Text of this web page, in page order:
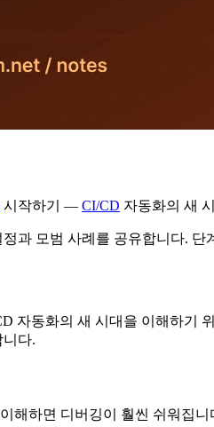
시작하기 — CI/CD 자동화의 새
과 모범 사례를 공유합니다.
자동화의 새 시대을 이해하기
다.
해하면 디버깅이 훨씬 쉬워집